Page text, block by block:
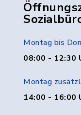
Montag bis
08:00 - 12:30
Montag
14:00 - 16:00